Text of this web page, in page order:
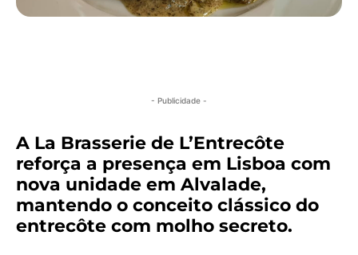
- Publicidade -
A La Brasserie de L’Entrecôte
reforça a presença em Lisboa com
nova unidade em Alvalade,
mantendo o conceito clássico do
entrecôte com molho secreto.